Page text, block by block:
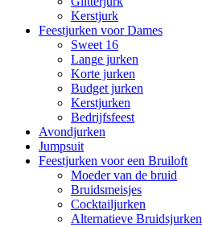
Kerstjurk
Feestjurken voor Dames
Sweet 16
Lange jurken
Korte jurken
Budget jurken
Kerstjurken
Bedrijfsfeest
Avondjurken
Jumpsuit
Feestjurken voor een Bruiloft
Moeder van de bruid
Bruidsmeisjes
Cocktailjurken
Alternatieve Bruidsjurken